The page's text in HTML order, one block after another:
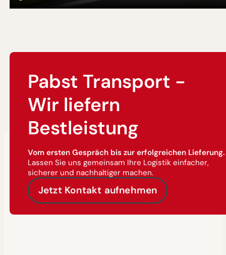
Pabst Transport -
Wir liefern
Bestleistung
Vom ersten Gespräch bis zur erfolgreichen Lieferung.
Lassen Sie uns gemeinsam Ihre Logistik einfacher,
sicherer und nachhaltiger machen.
Jetzt Kontakt aufnehmen